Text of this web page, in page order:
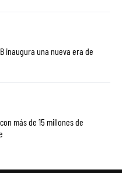
inaugura una nueva era de
más de 15 millones de